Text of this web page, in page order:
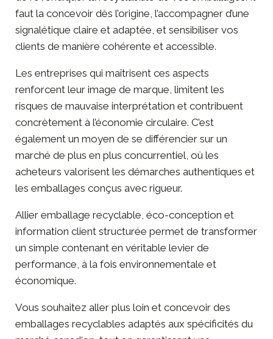
faut la concevoir dès l’origine, l’accompagner d’une
signalétique claire et adaptée, et sensibiliser vos
clients de manière cohérente et accessible.
Les entreprises qui maîtrisent ces aspects
renforcent leur image de marque, limitent les
risques de mauvaise interprétation et contribuent
concrètement à l’économie circulaire. C’est
également un moyen de se différencier sur un
marché de plus en plus concurrentiel, où les
acheteurs valorisent les démarches authentiques et
les emballages conçus avec rigueur.
Allier emballage recyclable, éco-conception et
information client structurée permet de transformer
un simple contenant en véritable levier de
performance , à la fois environnementale et
économique.
Vous souhaitez aller plus loin et concevoir des
emballages recyclables adaptés aux spécificités du